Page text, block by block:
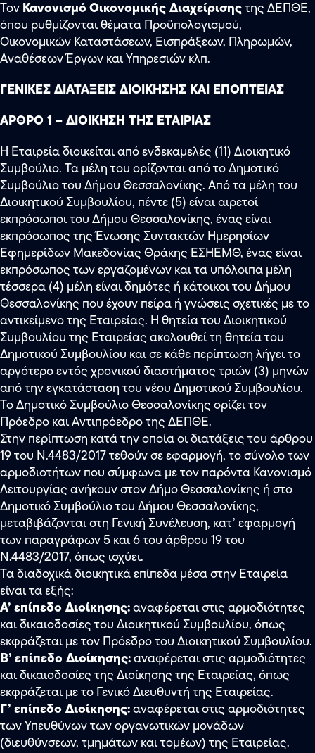
ΤονΚανονισμόΟικονομικής Διαχείρισηςτης ΔΕΠΘΕ,
όπου ρυθμίζονται θέματα Προϋπολογισμού,
Οικονομικών Καταστάσεων, Εισπράξεων, Πληρωμών,
Αναθέσεων Έργων και Υπηρεσιών κλπ.
ΓΕΝΙΚΕΣ ΔΙΑΤΑΞΕΙΣ ΔΙΟΙΚΗΣΗΣ ΚΑΙ ΕΠΟΠΤΕΙΑΣ
AΡΘΡΟ 1 – ΔΙΟΙΚΗΣΗ ΤΗΣ ΕΤΑΙΡΙΑΣ
Η Εταιρεία διοικείται από ενδεκαμελές (11) Διοικητικό
Συμβούλιο. Τα μέλη του ορίζονται από το Δημοτικό
Συμβούλιο του Δήμου Θεσσαλονίκης. Από τα μέλη του
Διοικητικού Συμβουλίου, πέντε (5) είναι αιρετοί
εκπρόσωποι του Δήμου Θεσσαλονίκης, ένας είναι
εκπρόσωπος της Ένωσης Συντακτών Ημερησίων
Εφημερίδων Μακεδονίας Θράκης ΕΣΗΕΜΘ, ένας είναι
εκπρόσωπος των εργαζομένων και τα υπόλοιπα μέλη
τέσσερα (4) μέλη είναι δημότες ή κάτοικοι του Δήμου
Θεσσαλονίκης που έχουν πείρα ή γνώσεις σχετικές με το
αντικείμενο της Εταιρείας. Η θητεία του Διοικητικού
Συμβουλίου της Εταιρείας ακολουθεί τη θητεία του
Δημοτικού Συμβουλίου και σε κάθε περίπτωση λήγει το
αργότερο εντός χρονικού διαστήματος τριών (3) μηνών
από την εγκατάσταση του νέου Δημοτικού Συμβουλίου.
Το Δημοτικό Συμβούλιο Θεσσαλονίκης ορίζει τον
Πρόεδρο και Αντιπρόεδρο της ΔΕΠΘΕ.
Στην περίπτωση κατά την οποία οι διατάξεις του άρθρου
19 του Ν.4483/2017 τεθούν σε εφαρμογή, το σύνολο των
αρμοδιοτήτων που σύμφωνα με τον παρόντα Κανονισμό
Λειτουργίας ανήκουν στον Δήμο Θεσσαλονίκης ή στο
Δημοτικό Συμβούλιο του Δήμου Θεσσαλονίκης,
μεταβιβάζονται στη Γενική Συνέλευση, κατ’ εφαρμογή
των παραγράφων 5 και 6 του άρθρου 19 του
Ν.4483/2017, όπως ισχύει.
Τα διαδοχικά διοικητικά επίπεδα μέσα στην Εταιρεία
είναι τα εξής:
Α’ επίπεδο Διοίκησης:αναφέρεται στις αρμοδιότητες
και δικαιοδοσίες του Διοικητικού Συμβουλίου, όπως
εκφράζεται με τον Πρόεδρο του Διοικητικού Συμβουλίου.
Β’ επίπεδο Διοίκησης:αναφέρεται στις αρμοδιότητες
και δικαιοδοσίες της Διοίκησης της Εταιρείας, όπως
εκφράζεται με το Γενικό Διευθυντή της Εταιρείας.
Γ’ επίπεδο Διοίκησης:αναφέρεται στις αρμοδιότητες
των Υπευθύνων των οργανωτικών μονάδων
(διευθύνσεων, τμημάτων και τομέων) της Εταιρείας.